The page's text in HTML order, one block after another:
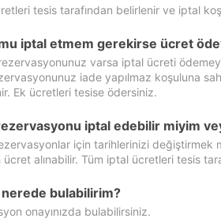
tesis tarafından belirlenir ve iptal
iptal etmem gerekirse ücret
varsa iptal ücreti
iade yapılmaz koşuluna
Ek ücretleri tesise ödersiniz.
iptal edebilir miyim
için tarihlerinizi
alınabilir. Tüm iptal ücretleri tesis
bulabilirim?
onayınızda bulabilirsiniz.